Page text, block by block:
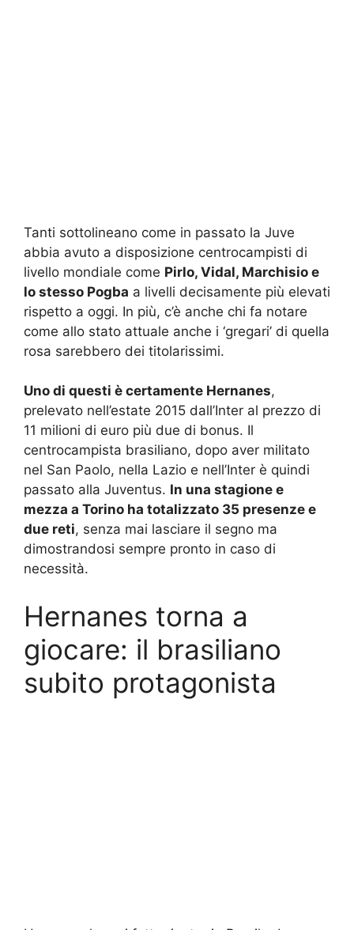
Tanti sottolineano come in passato la Juve
abbia avuto a disposizione centrocampisti di
livello mondiale come Pirlo, Vidal, Marchisio e
lo stesso Pogba a livelli decisamente più elevati
rispetto a oggi. In più, c’è anche chi fa notare
come allo stato attuale anche i ‘gregari’ di quella
rosa sarebbero dei titolarissimi.
Uno di questi è certamente Hernanes,
prelevato nell’estate 2015 dall’Inter al prezzo di
11 milioni di euro più due di bonus. Il
centrocampista brasiliano, dopo aver militato
nel San Paolo, nella Lazio e nell’Inter è quindi
passato alla Juventus. In una stagione e
mezza a Torino ha totalizzato 35 presenze e
due reti, senza mai lasciare il segno ma
dimostrandosi sempre pronto in caso di
necessità.
Hernanes torna a
giocare: il brasiliano
subito protagonista